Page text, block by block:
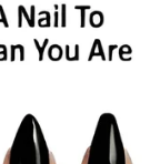
ಮೂಲಕ